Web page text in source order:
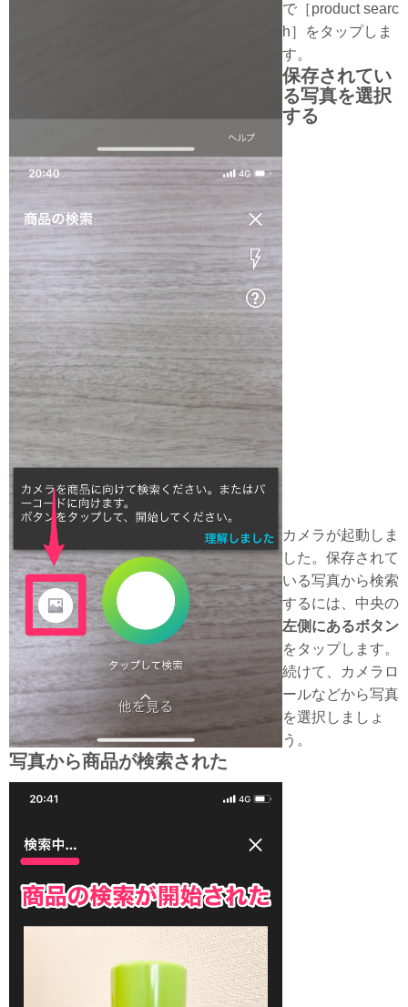
で［product searc
h］をタップしま
す。
保存されてい
る写真を選択
する
カメラが起動しま
した。保存されて
いる写真から検索
するには、中央の
左側にあるボタン
をタップします。
続けて、カメラロ
ールなどから写真
を選択しましょ
う。
写真から商品が検索された